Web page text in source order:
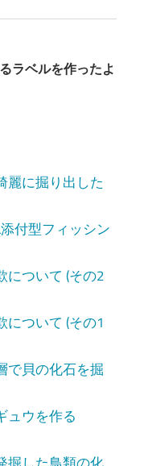
ラベルを作ったよ
麗に掘り出した
付型フィッシン
について (その2
について (その1
で貝の化石を掘
ュウを作る